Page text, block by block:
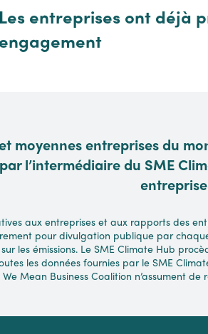
Les entreprises ont déjà
engagement
moyennes entreprises du
l’intermédiaire du SME
aux entreprises et aux rapports des
pour divulgation publique par
les émissions. Le SME Climate Hub
les données fournies par le SME
Mean Business Coalition n’assument